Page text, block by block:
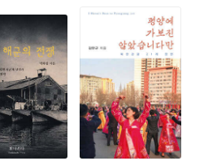
두 가지 통합” 그리고 7장 “‘하나의 중
마음통합이 어려운 일임을 느끼고 있는
후의 침투확산 또는 분지효과로 실현될
적 접근 또는 햇볕정책이 실제로 작동
들이다.
에 대한 그리움이나 분단국가 사이의
계에서 두 개의 중국이란 미래의 그리움